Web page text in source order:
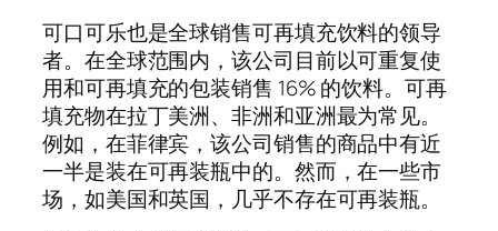
可口可乐也是全球销售可再填充饮料的领导
者。在全球范围内，该公司目前以可重复使
用和可再填充的包装销售 16% 的饮料。可再
填充物在拉丁美洲、非洲和亚洲最为常见。
例如，在菲律宾，该公司销售的商品中有近
一半是装在可再装瓶中的。然而，在一些市
场，如美国和英国，几乎不存在可再装瓶。